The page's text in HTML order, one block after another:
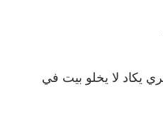
يكاد لا يخلو بيت في